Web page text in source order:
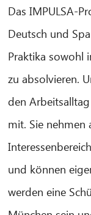
Das IMPULSA-
Deutsch und
Praktika sowohl
zu absolvieren.
den
mit. Sie nehmen
und können
werden eine
Olá! O que posso